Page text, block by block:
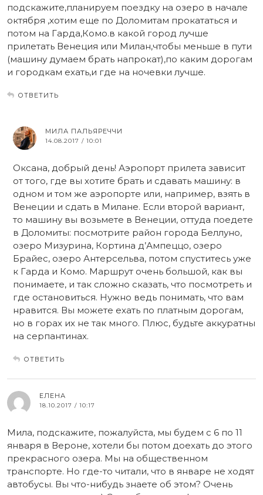
подскажите,планируем поездку на озеро в начале
октября ,хотим еще по Доломитам прокататься и
потом на Гарда,Комо.в какой город лучше
прилетать Венеция или Милан,чтобы меньше в пути
(машину думаем брать напрокат),по каким дорогам
и городкам ехать,и где на ночевки лучше.
ОТВЕТИТЬ
МИЛА ПАЛЬЯРЕЧЧИ
14.08.2017 / 10:01
Оксана, добрый день! Аэропорт прилета зависит
от того, где вы хотите брать и сдавать машину: в
одном и том же аэропорте или, например, взять в
Венеции и сдать в Милане. Если второй вариант,
то машину вы возьмете в Венеции, оттуда поедете
в Доломиты: посмотрите район города Беллуно,
озеро Мизурина, Кортина д’Ампеццо, озеро
Брайес, озеро Антерсельва, потом спуститесь уже
к Гарда и Комо. Маршрут очень большой, как вы
понимаете, и так сложно сказать, что посмотреть и
где остановиться. Нужно ведь понимать, что вам
нравится. Вы можете ехать по платным дорогам,
но в горах их не так много. Плюс, будьте аккуратны
на серпантинах.
ОТВЕТИТЬ
ЕЛЕНА
18.10.2017 / 10:17
Мила, подскажите, пожалуйста, мы будем с 6 по 11
января в Вероне, хотели бы потом доехать до этого
прекрасного озера. Мы на общественном
транспорте. Но где-то читали, что в январе не ходят
автобусы. Вы что-нибудь знаете об этом? Очень